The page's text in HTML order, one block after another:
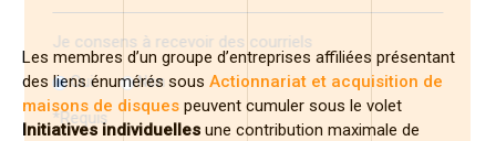
Les membres d’un groupe d’entreprises affiliées présentant
des liens énumérés sous Actionnariat et acquisition de
maisons de disques peuvent cumuler sous le volet
Initiatives individuelles une contribution maximale de
Je consens à recevoir des courriels
Oui Non
* Requis